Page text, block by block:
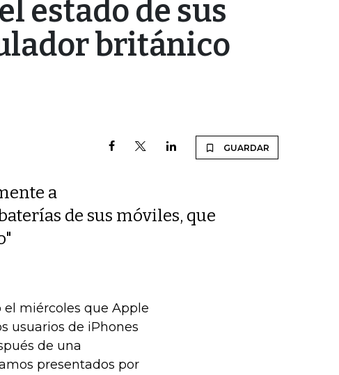
estado de sus
británico
GUARDAR
a
de sus móviles, que
miércoles que Apple
usuarios de iPhones
de una
presentados por